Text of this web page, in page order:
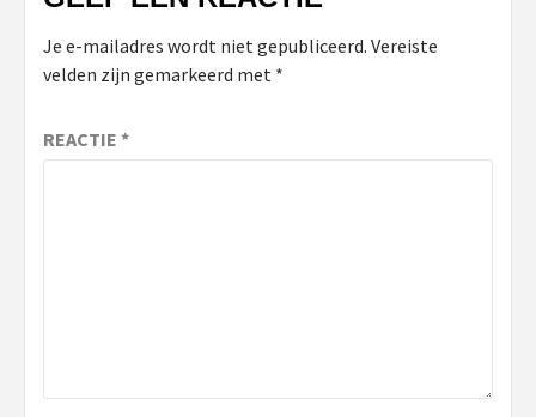
Je e-mailadres wordt niet gepubliceerd. Vereiste
velden zijn gemarkeerd met *
REACTIE *